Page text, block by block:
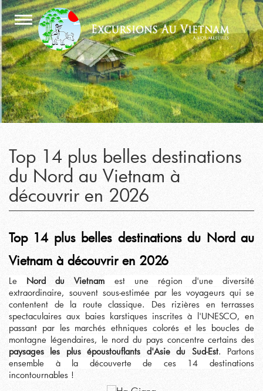
Top 14 plus belles destinations
du Nord au Vietnam à
découvrir en 2026
Top 14 plus belles destinations du Nord au
Vietnam à découvrir en 2026
Le Nord du Vietnam est une région d'une diversité
extraordinaire, souvent sous-estimée par les voyageurs qui se
contentent de la route classique. Des rizières en terrasses
spectaculaires aux baies karstiques inscrites à l'UNESCO, en
passant par les marchés ethniques colorés et les boucles de
montagne légendaires, le nord du pays concentre certains des
paysages les plus époustouflants d'Asie du Sud-Est. Partons
ensemble à la découverte de ces 14 destinations
incontournables !